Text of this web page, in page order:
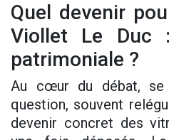
Quel devenir
Viollet Le Duc
patrimoniale ?
Au cœur du débat, se
question, souvent
devenir concret des